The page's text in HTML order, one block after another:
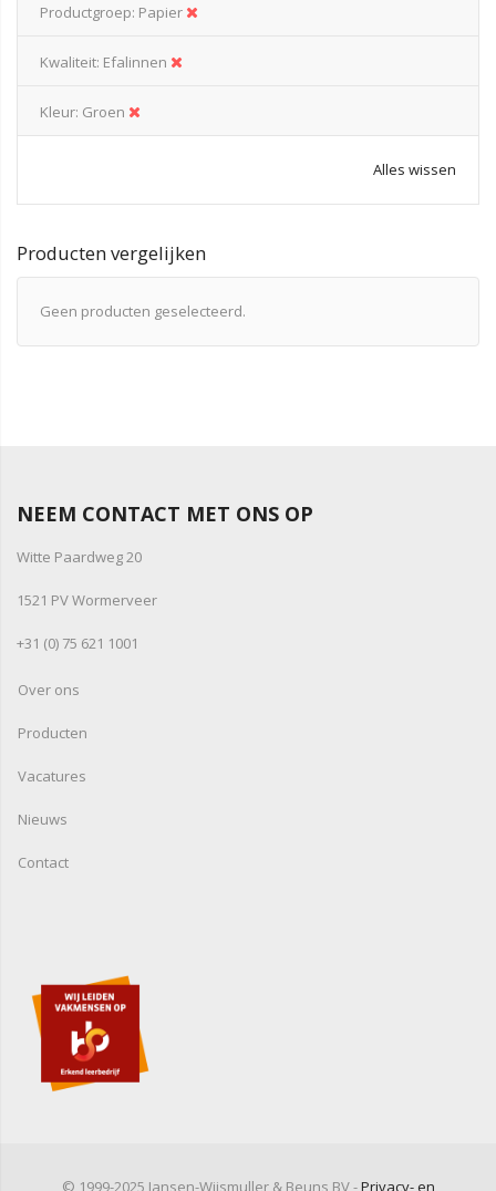
Productgroep Papier
Kwaliteit Efalinnen
Kleur Groen
Alles wissen
Producten vergelijken
Geen producten geselecteerd.
NEEM CONTACT MET ONS OP
Witte Paardweg 20
1521 PV Wormerveer
+31 (0) 75 621 1001
Over ons
Producten
Vacatures
Nieuws
Contact
© 1999-2025 Jansen-Wijsmuller & Beuns BV -Privacy- en